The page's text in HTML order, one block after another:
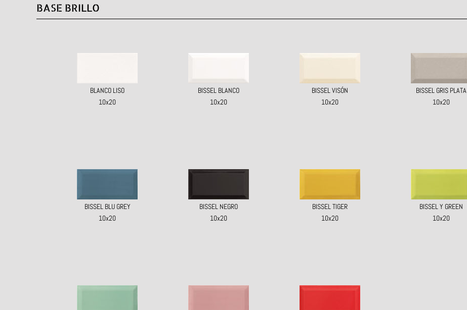
BASE BRILLO
BLANCO LISO
10x20
BISSEL BLANCO
10x20
BISSEL VISÓN
10x20
BISSEL GRIS PLATA
10x20
BISSEL BLU GREY
10x20
BISSEL NEGRO
10x20
BISSEL TIGER
10x20
BISSEL Y GREEN
10x20